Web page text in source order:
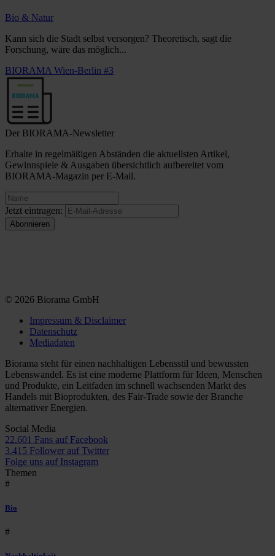
Bio & Natur
Kann sich die Stadt selbst versorgen? Theoretisch, sagt die
Forschung, wäre das möglich...
BIORAMA Wien-Berlin #3
Der BIORAMA-Newsletter
Erhalte in regelmäßigen Abständen die aktuellsten Artikel,
Gewinnspiele & Ausgaben übersichtlich aufbereitet vom
BIORAMA-Magazin per E-Mail.
Jetzt eintragen:
© 2026 Biorama GmbH
Impressum & Disclaimer
Datenschutz
Mediadaten
Biorama steht für einen nachhaltigen Lebensstil und bewussten
Lebenswandel. Es ist eine moderne Plattform für Ideen, Menschen
und Produkte, ein Leitfaden im schnell wachsenden Markt des
Handels mit Bioprodukten, des Fair-Trade sowie der Branche
alternativer Energien.
Social Media
22.601 Fans auf Facebook
3.415 Follower auf Twitter
Folge uns auf Instagram
Themen
#
Bio
#